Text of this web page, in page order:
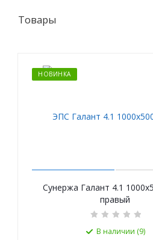
Товары
НОВИНКА
Сунержа Галант 4.1
правый
В наличии (9)